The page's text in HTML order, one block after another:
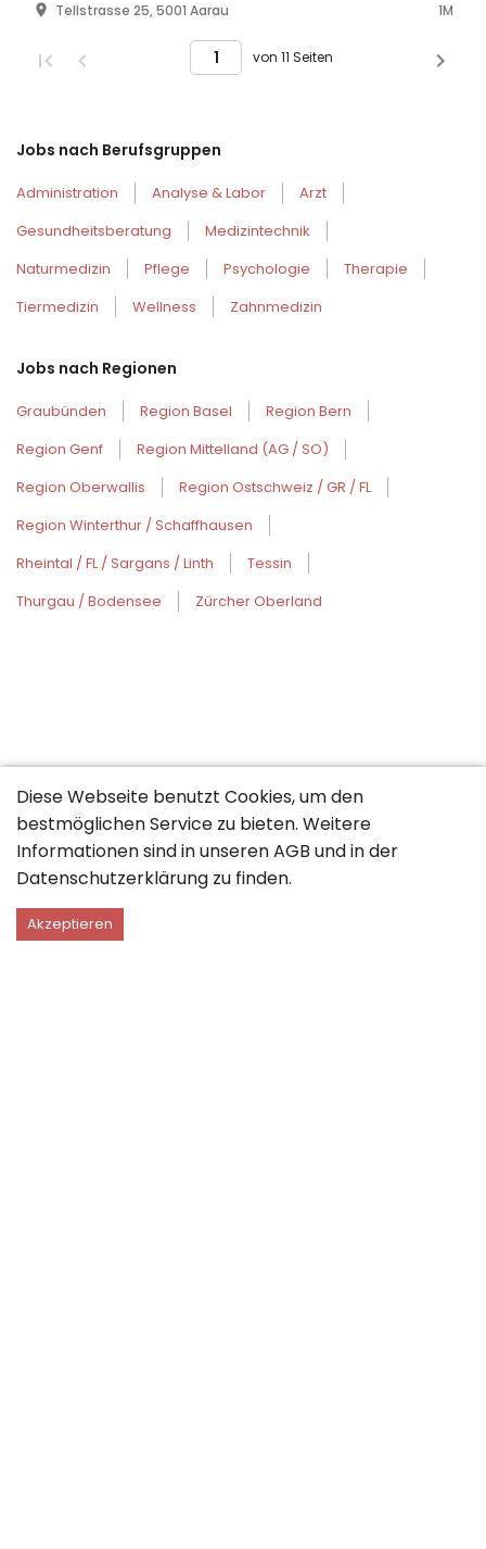
Tellstrasse 25, 5001 Aarau 1M
von 11 Seiten
Jobs nach Berufsgruppen
Administration Analyse & Labor
Arzt
Gesundheitsberatung
Medizintechnik
Naturmedizin
Pflege Psychologie
Therapie
Tiermedizin
Wellness Zahnmedizin
Jobs nach Regionen
Graubünden Region Basel
Region Bern
Region Genf
Region Mittelland (AG / SO)
Region Oberwallis
Region Ostschweiz / GR / FL
Region Winterthur / Schaffhausen
Rheintal / FL / Sargans / Linth
Tessin
Thurgau / Bodensee
Zürcher Oberland
Diese Webseite benutzt Cookies, um den
bestmöglichen Service zu bieten. Weitere
Informationen sind in unserenAGB und in der
Datenschutzerklärung zu finden.
Akzeptieren